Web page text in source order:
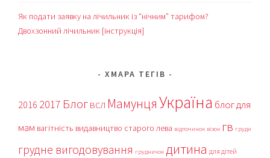
Як подати заявку на лічильник із “нічним” тарифом?
Двохзонний лічильник [інструкція]
ХМАРА ТЕГІВ
2016 2017 Блог ВСЛ МамунцяУкраїна блог для
мам вагітність видавництво старого лева відпочинок візок гв груди
грудне вигодовування грудничок дитина для дітей